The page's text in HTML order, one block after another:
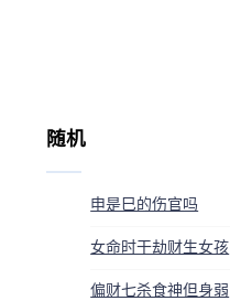
随机
申是巳的伤官吗
女命时干劫财生女孩
偏财七杀食神但身弱